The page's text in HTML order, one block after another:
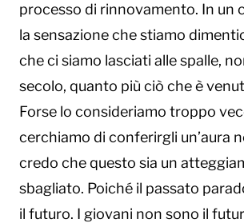
processo di rinnovamento. In un
la sensazione che stiamo
che ci siamo lasciati alle spalle,
secolo, quanto più ciò che è
Forse lo consideriamo troppo
cerchiamo di conferirgli un’aura
credo che questo sia un
sbagliato. Poiché il passato
il futuro. I giovani non sono il